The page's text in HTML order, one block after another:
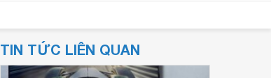
TIN TỨC LIÊN QUAN